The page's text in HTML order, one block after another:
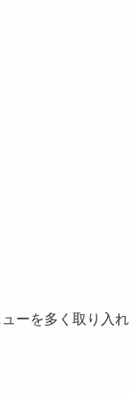
ーを多く取り入れ